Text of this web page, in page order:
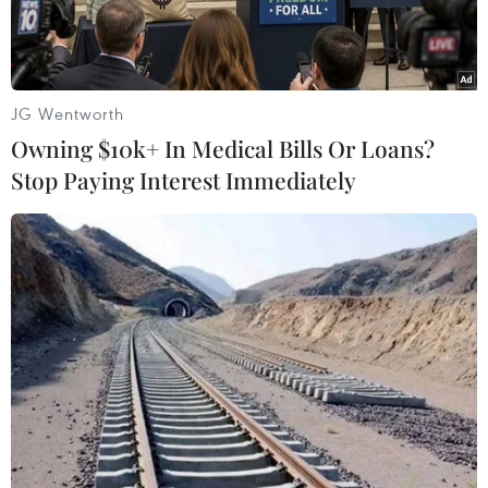
Sản xuất mây tre đan xuất khẩu ở Phú Xuyên, Hà Nội. (Ảnh
Trọng Đạt/TTXVN)
Sáng 5/7, Ủy ban Nhân dân thành phố Hà Nội đã
tổ chức Hội nghị đối thoại tháo gỡ khó khăn,
thúc đẩy sản xuất kinh doanh đối với các doanh
nghiệp, hợp tác xã, hộ sản xuất kinh doanh hoạt
JG Wentworth
Owning $10k+ In Medical Bills Or Loans?
Stop Paying Interest Immediately